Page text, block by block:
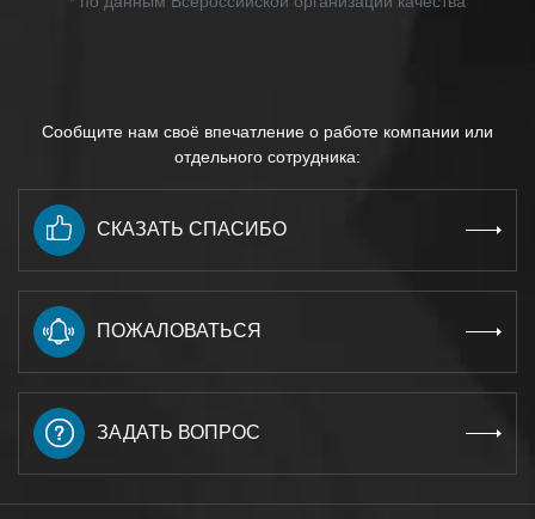
Сообщите нам своё впечатление о работе компании или
отдельного сотрудника:
СКАЗАТЬ СПАСИБО
ПОЖАЛОВАТЬСЯ
ЗАДАТЬ ВОПРОС